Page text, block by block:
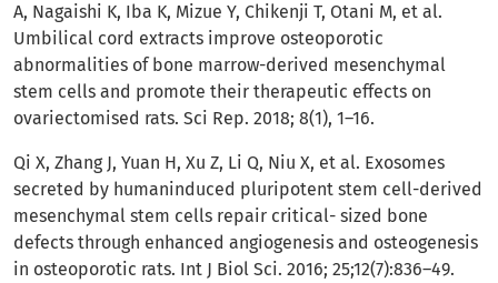
A, Nagaishi K, Iba K, Mizue Y, Chikenji T, Otani M, et al.
Umbilical cord extracts improve osteoporotic
abnormalities of bone marrow-derived mesenchymal
stem cells and promote their therapeutic effects on
ovariectomised rats. Sci Rep. 2018; 8(1), 1–16.
Qi X, Zhang J, Yuan H, Xu Z, Li Q, Niu X, et al. Exosomes
secreted by humaninduced pluripotent stem cell-derived
mesenchymal stem cells repair critical- sized bone
defects through enhanced angiogenesis and osteogenesis
in osteoporotic rats. Int J Biol Sci. 2016; 25;12(7):836–49.